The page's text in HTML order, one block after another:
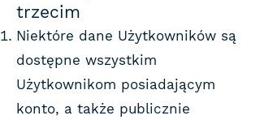
trzecim
Niektóre dane Użytkowników są
dostępne wszystkim
Użytkownikom posiadającym
konto, a także publicznie